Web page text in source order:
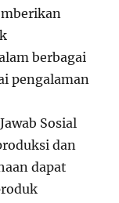
berbagai
pengalaman
Sosial
dan
dapat